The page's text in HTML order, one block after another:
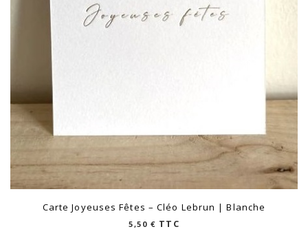
Carte Joyeuses Fêtes – Cléo Lebrun | Blanche
5,50 € TTC